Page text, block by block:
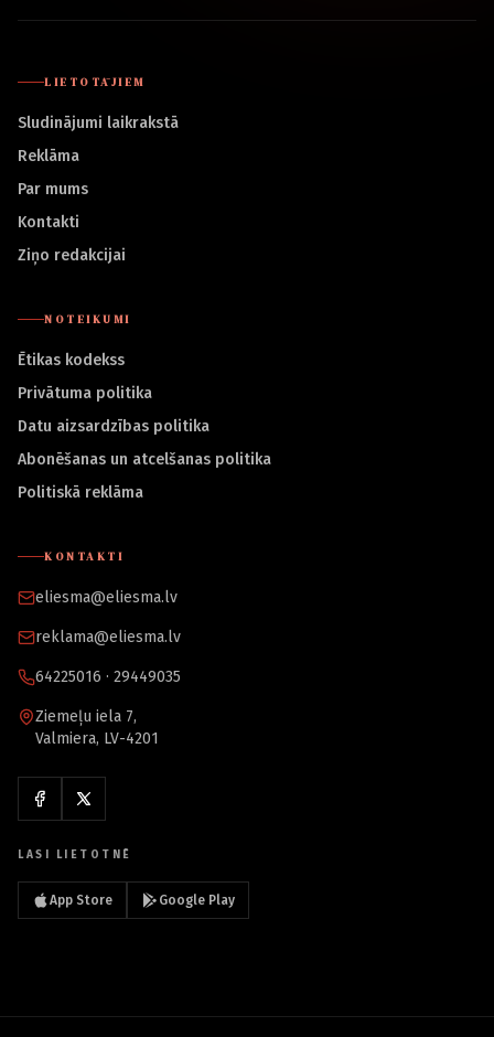
LIETOTĀJIEM
Sludinājumi laikrakstā
Reklāma
Par mums
Kontakti
Ziņo redakcijai
NOTEIKUMI
Ētikas kodekss
Privātuma politika
Datu aizsardzības politika
Abonēšanas un atcelšanas politika
Politiskā reklāma
KONTAKTI
eliesma@eliesma.lv
reklama@eliesma.lv
64225016 · 29449035
Ziemeļu iela 7,
Valmiera, LV-4201
LASI LIETOTNĒ
App Store Google Play